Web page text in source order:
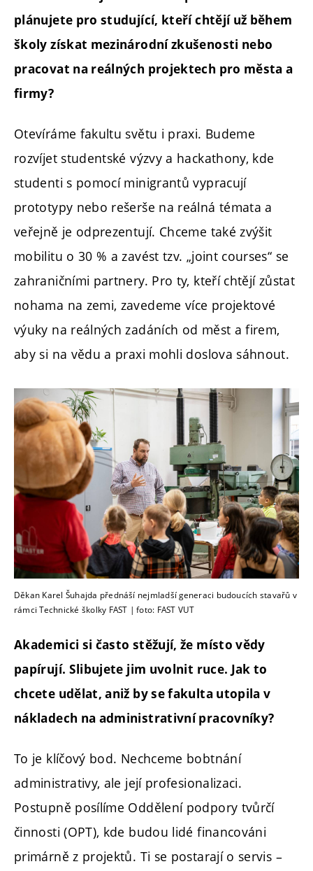
plánujete pro studující, kteří chtějí už během
školy získat mezinárodní zkušenosti nebo
pracovat na reálných projektech pro města a
firmy?
Otevíráme fakultu světu i praxi. Budeme
rozvíjet studentské výzvy a hackathony, kde
studenti s pomocí minigrantů vypracují
prototypy nebo rešerše na reálná témata a
veřejně je odprezentují. Chceme také zvýšit
mobilitu o 30 % a zavést tzv. „joint courses“ se
zahraničními partnery. Pro ty, kteří chtějí zůstat
nohama na zemi, zavedeme více projektové
výuky na reálných zadáních od měst a firem,
aby si na vědu a praxi mohli doslova sáhnout.
Děkan Karel Šuhajda přednáší nejmladší generaci budoucích stavařů v
rámci Technické školky FAST | foto: FAST VUT
Akademici si často stěžují, že místo vědy
papírují. Slibujete jim uvolnit ruce. Jak to
chcete udělat, aniž by se fakulta utopila v
nákladech na administrativní pracovníky?
To je klíčový bod. Nechceme bobtnání
administrativy, ale její profesionalizaci.
Postupně posílíme Oddělení podpory tvůrčí
činnosti (OPT), kde budou lidé financováni
primárně z projektů. Ti se postarají o servis –